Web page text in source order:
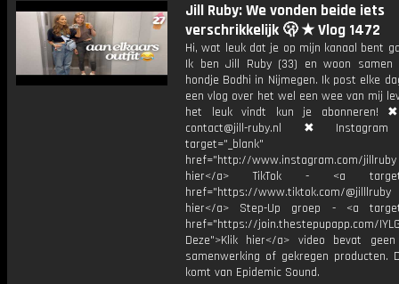
Jill Ruby: We vonden beide iets
verschrikkelijk 🫢 ★ Vlog 1472
Hi, wat leuk dat je op mijn kanaal bent
Ik ben Jill Ruby (33) en woon
hondje Bodhi in Nijmegen. Ik post elke
een vlog over het wel een wee van mij
het leuk vindt kun je abonneren!
contact@jill-ruby.nl ✖
target="_blank"
href="http://www.instagram.com/
hier</a> TikTok - <a
href="https://www.tiktok.com/
hier</a> Step-Up groep - <a
href="https://join.thestepupapp.com/
Deze">Klik hier</a> video bevat
samenwerking of gekregen producten.
komt van Epidemic Sound.